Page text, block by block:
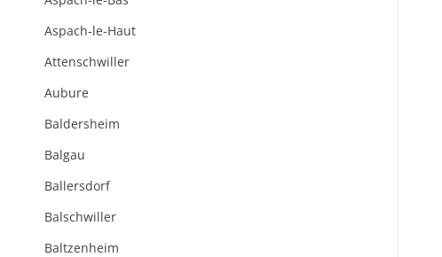
Aspach-le-Haut
Attenschwiller
Aubure
Baldersheim
Balgau
Ballersdorf
Balschwiller
Baltzenheim